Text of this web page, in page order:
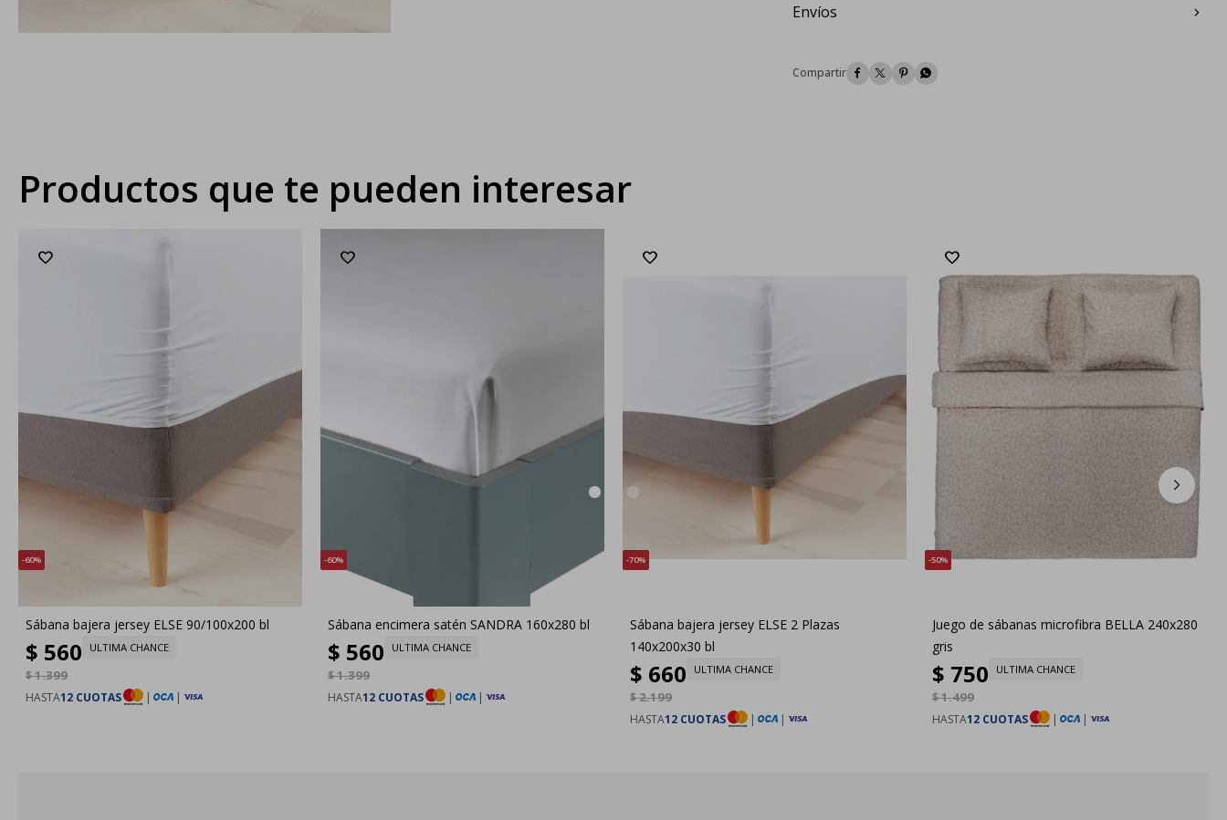
Envíos
   
Productos que te pueden interesar
60
Sábana bajera jersey ELSE 90/100x200 bl
$ 560
$1.399
ULTIMA CHANCE
HASTA12 CUOTAS | |
60
Sábana encimera satén SANDRA 160x280 bl
$ 560
$1.399
ULTIMA CHANCE
HASTA12 CUOTAS | |
70
Sábana bajera jersey ELSE 2 Plazas
140x200x30 bl
$ 660
$2.199
ULTIMA CHANCE
HASTA12 CUOTAS | |
50
Juego de sábanas microfibra BELLA 240x280
gris
$ 750
$1.499
ULTIMA CHANCE
HASTA12 CUOTAS | |